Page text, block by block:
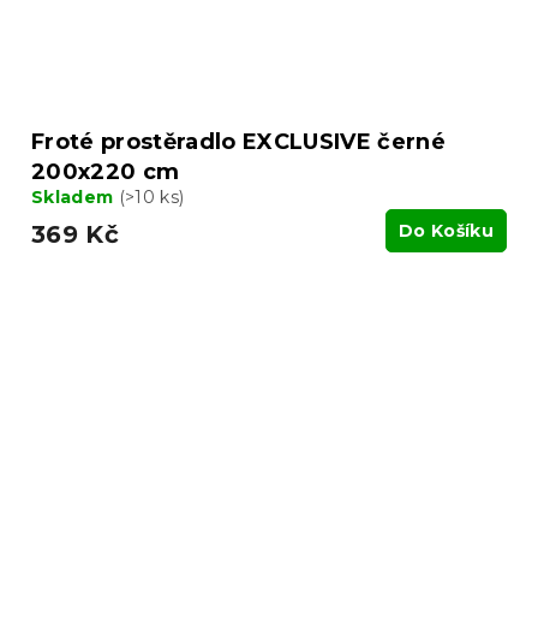
Froté prostěradlo EXCLUSIVE černé
200x220 cm
Skladem (>10 ks)
369 Kč Do Košíku